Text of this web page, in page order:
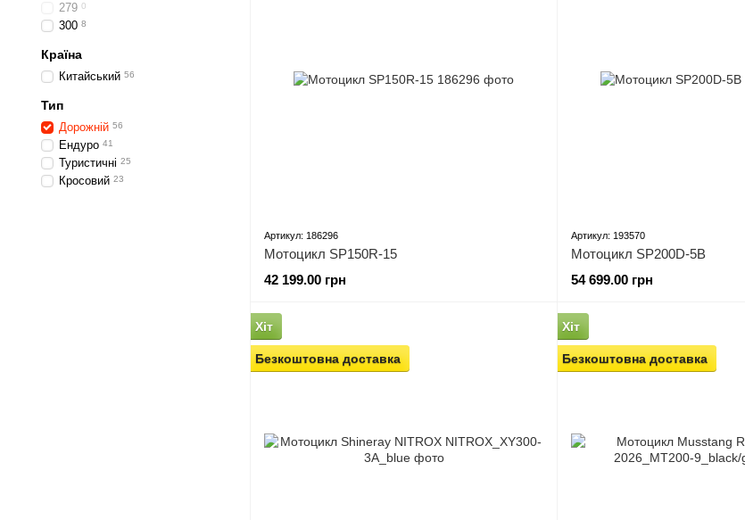
Артикул: 186296
Мотоцикл SP150R-15
42 199.00 грн
Артикул: 193570
Мотоцикл SP200D-5B
54 699.00 грн
Хіт
Безкоштовна доставка
Хіт
Безкоштовна доставка
279 0
300 8
Країна
Китайський 56
Тип
Дорожній 56
Ендуро 41
Туристичні 25
Кросовий 23